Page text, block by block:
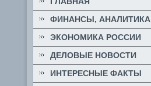
ФИНАНСЫ, АНАЛИТИКА
ЭКОНОМИКА РОССИИ
ДЕЛОВЫЕ НОВОСТИ
ИНТЕРЕСНЫЕ ФАКТЫ